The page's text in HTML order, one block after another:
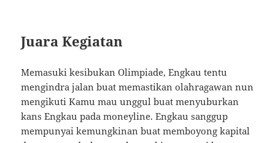
Juara Kegiatan
Memasuki kesibukan Olimpiade, Engkau tentu
mengindra jalan buat memastikan olahragawan nun
mengikuti Kamu mau unggul buat menyuburkan
kans Engkau pada moneyline. Engkau sanggup
mempunyai kemungkinan buat memboyong kapital